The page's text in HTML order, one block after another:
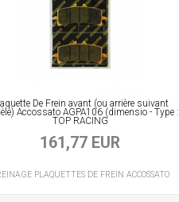
De Frein avant (ou arrière suivant
Accossato AGPA106 (dimensio - Type :
TOP RACING
161,77 EUR
PLAQUETTES DE FREIN ACCOSSATO